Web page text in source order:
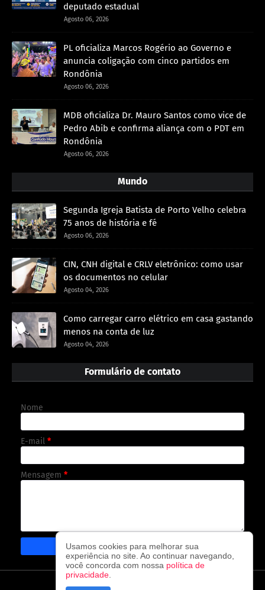
deputado estadual
Agosto 06, 2026
PL oficializa Marcos Rogério ao Governo e
anuncia coligação com cinco partidos em
Rondônia
Agosto 06, 2026
MDB oficializa Dr. Mauro Santos como vice de
Pedro Abib e confirma aliança com o PDT em
Rondônia
Agosto 06, 2026
Mundo
Segunda Igreja Batista de Porto Velho celebra
75 anos de história e fé
Agosto 06, 2026
CIN, CNH digital e CRLV eletrônico: como usar
os documentos no celular
Agosto 04, 2026
Como carregar carro elétrico em casa gastando
menos na conta de luz
Agosto 04, 2026
Formulário de contato
Nome
E-mail *
Mensagem *
CAPA CONTATO
Usamos cookies para melhorar sua
experiência no site. Ao continuar navegando,
você concorda com nossa política de
privacidade